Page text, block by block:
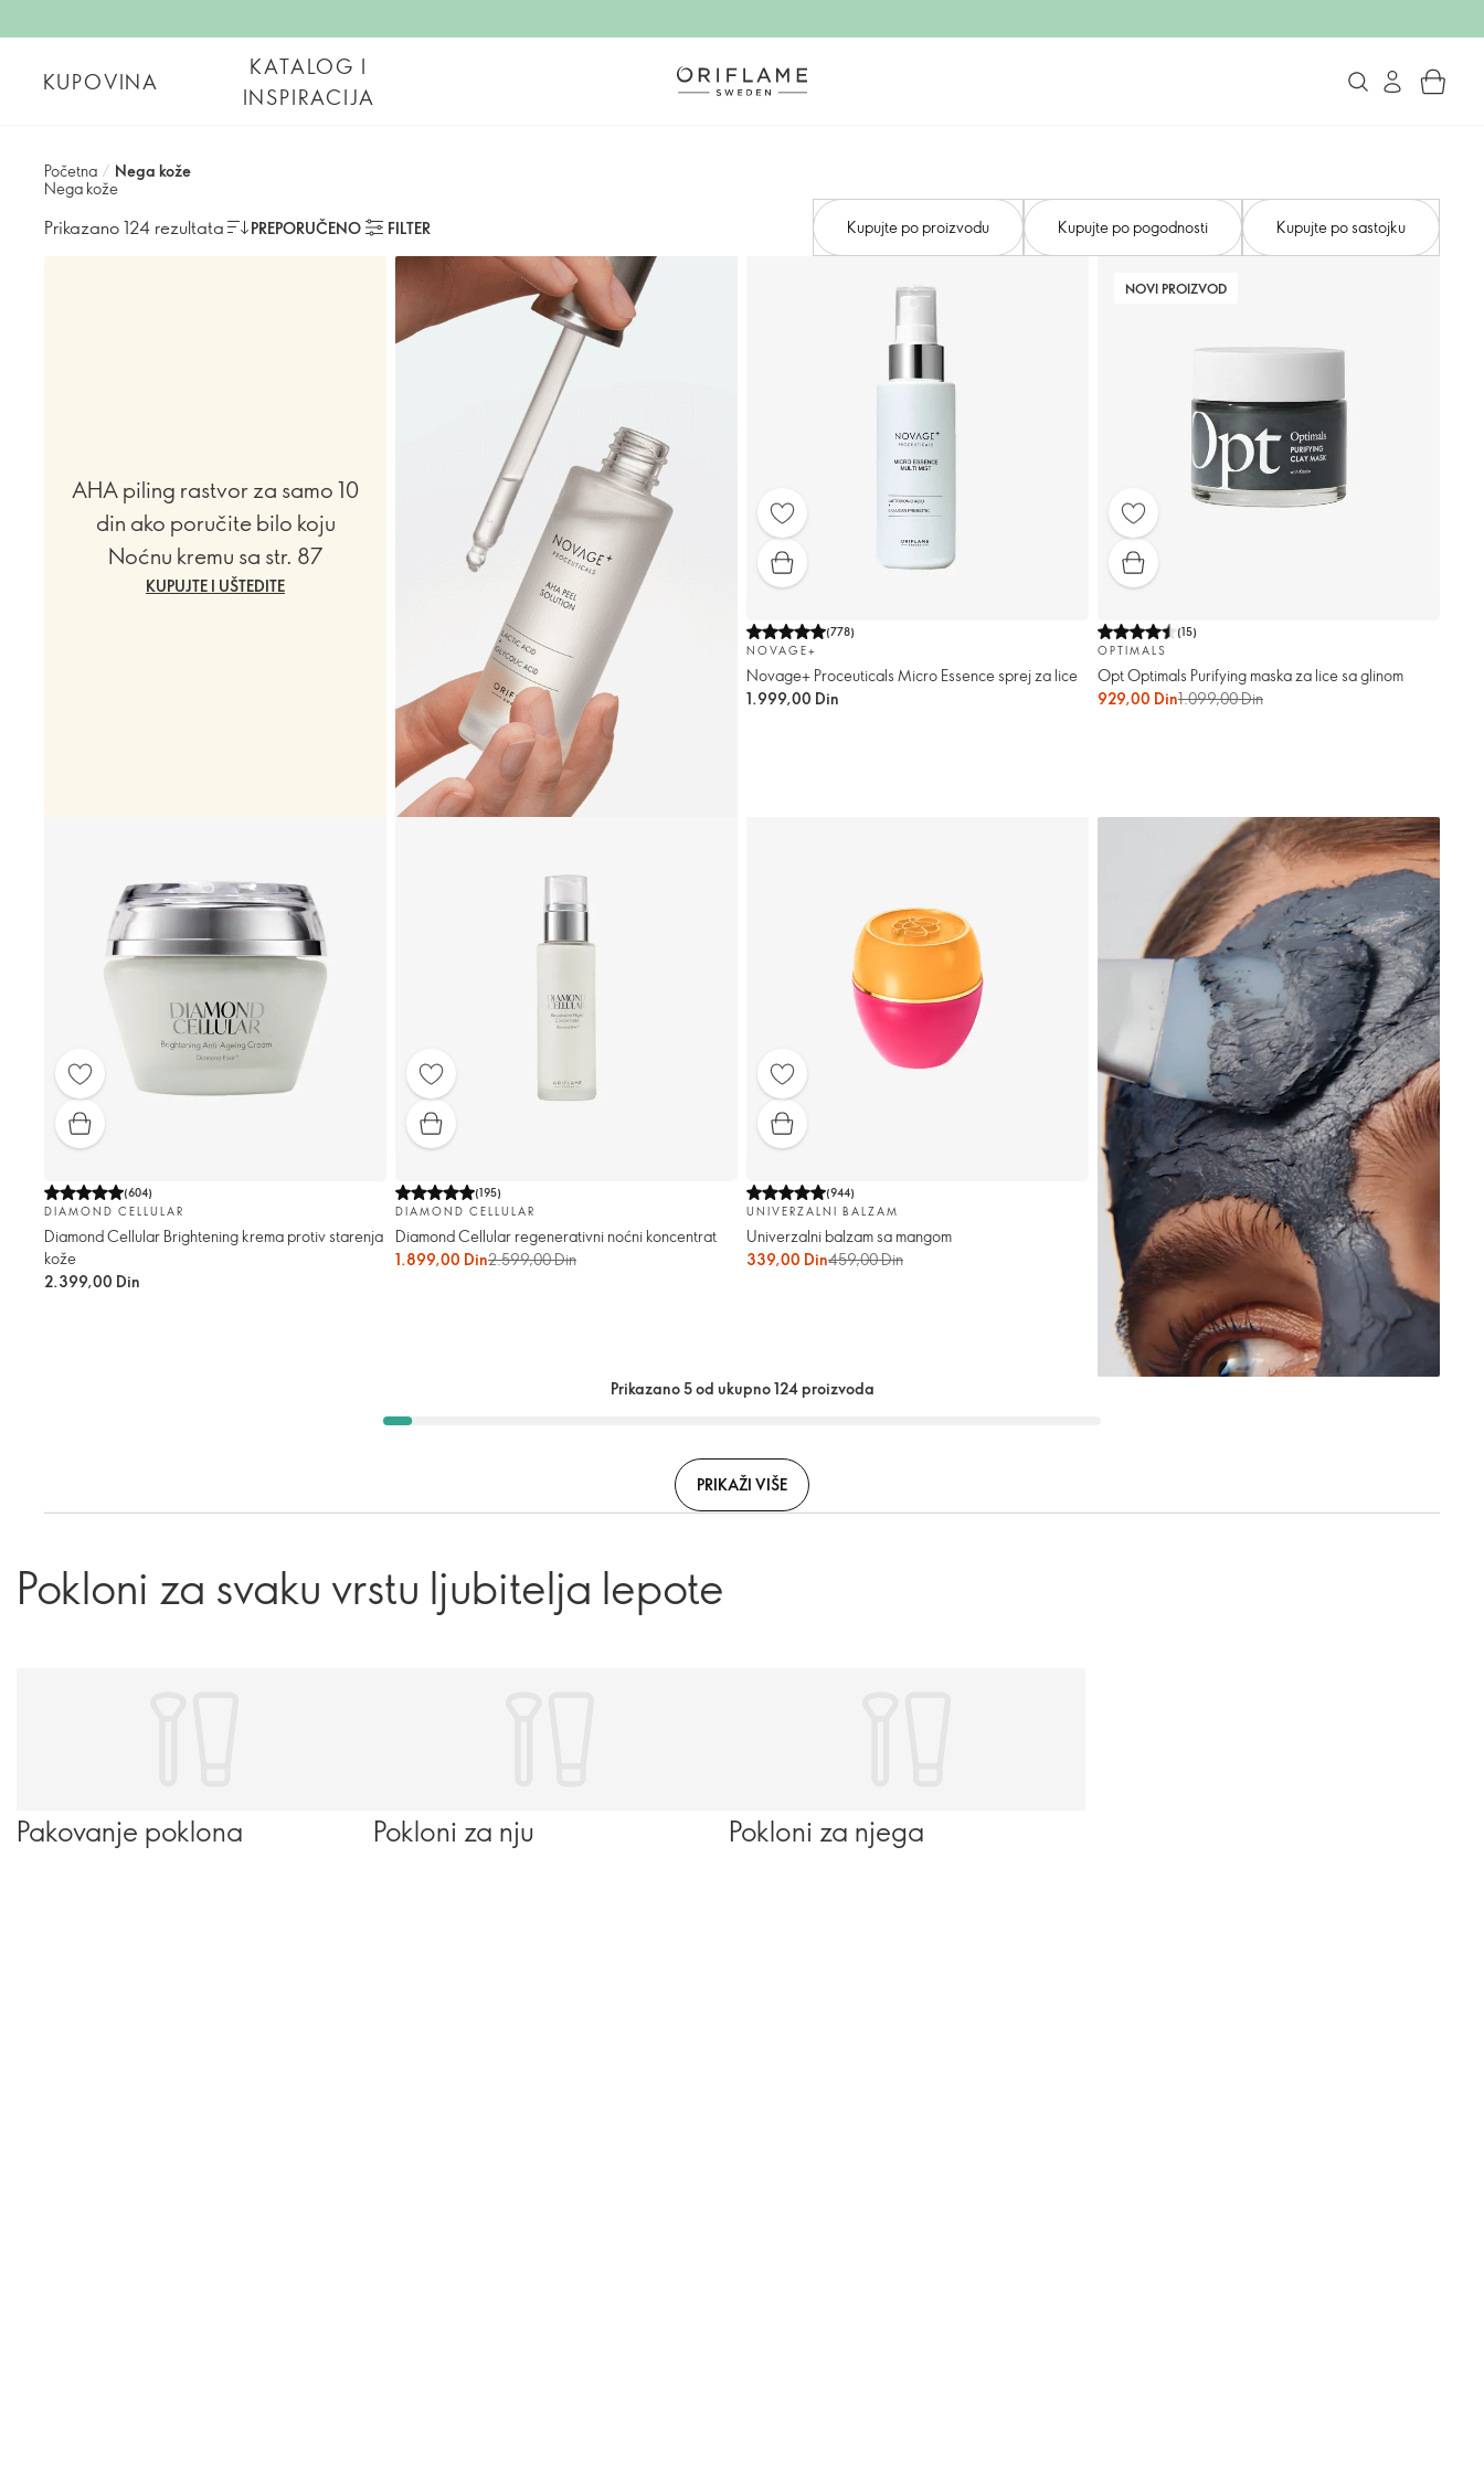
KUPOVINA
KATALOG I
INSPIRACIJA
Početna / Nega kože
Nega kože
Prikazano 124 rezultata PREPORUČENO FILTER Kupujte po proizvodu Kupujte po pogodnosti Kupujte po sastojku
AHA piling rastvor za samo 10
din ako poručite bilo koju
Noćnu kremu sa str. 87
KUPUJTE I UŠTEDITE
(778)
NOVAGE+
Novage+ Proceuticals Micro Essence sprej za lice
1.999,00 Din
NOVI PROIZVOD
(15)
OPTIMALS
Opt Optimals Purifying maska ​​za lice sa glinom
929,00 Din1.099,00 Din
(604)
DIAMOND CELLULAR
Diamond Cellular Brightening krema protiv starenja
kože
2.399,00 Din
(195)
DIAMOND CELLULAR
Diamond Cellular regenerativni noćni koncentrat
1.899,00 Din2.599,00 Din
(944)
UNIVERZALNI BALZAM
Univerzalni balzam sa mangom
339,00 Din459,00 Din
Prikazano 5 od ukupno 124 proizvoda
PRIKAŽI VIŠE
Pokloni za svaku vrstu ljubitelja lepote
Pakovanje poklona Pokloni za nju Pokloni za njega